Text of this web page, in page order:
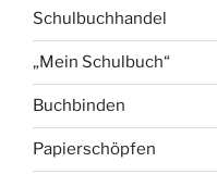
Schulbuchhandel
„Mein Schulbuch“
Buchbinden
Papierschöpfen